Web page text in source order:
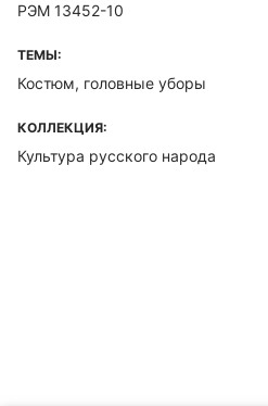
РЭМ 13452-10
ТЕМЫ:
Костюм, головные уборы
КОЛЛЕКЦИЯ:
Культура русского народа